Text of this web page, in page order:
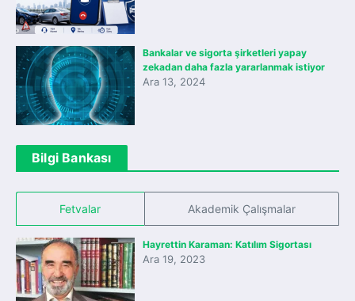
Bankalar ve sigorta şirketleri yapay
zekadan daha fazla yararlanmak istiyor
Ara 13, 2024
Bilgi Bankası
Fetvalar Akademik Çalışmalar
Hayrettin Karaman: Katılım Sigortası
Ara 19, 2023